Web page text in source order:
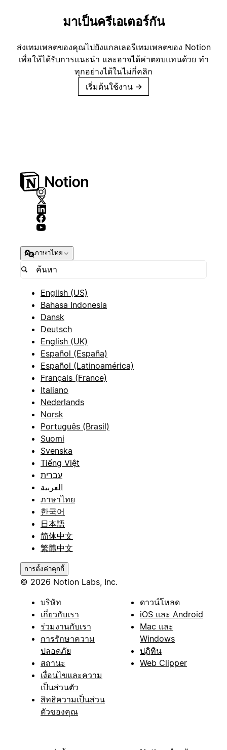
มาเป็นครีเอเตอร์กัน
ส่งเทมเพลตของคุณไปยังแกลเลอรีเทมเพลตของ Notion
เพื่อให้ได้รับการแนะนำ และอาจได้ค่าตอบแทนด้วย ทำ
ทุกอย่างได้ในไม่กี่คลิก
เริ่มต้นใช้งาน →
ภาษาไทย
English (US)
Bahasa Indonesia
Dansk
Deutsch
English (UK)
Español (España)
Español (Latinoamérica)
Français (France)
Italiano
Nederlands
Norsk
Português (Brasil)
Suomi
Svenska
Tiếng Việt
עברית
العربية
ภาษาไทย
한국어
日本語
简体中文
繁體中文
การตั้งค่าคุกกี้
© 2026 Notion Labs, Inc.
บริษัท
เกี่ยวกับเรา
ร่วมงานกับเรา
การรักษาความ
ปลอดภัย
สถานะ
เงื่อนไขและความ
เป็นส่วนตัว
สิทธิความเป็นส่วน
ตัวของคุณ
ดาวน์โหลด
iOS และ Android
Mac และ
Windows
ปฏิทิน
Web Clipper